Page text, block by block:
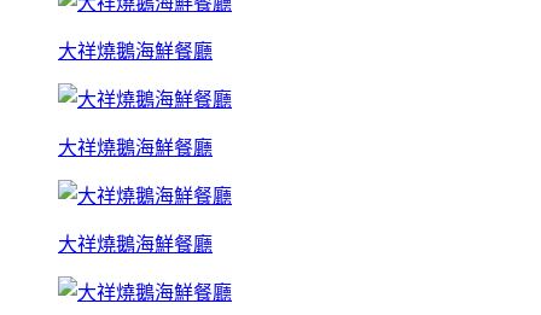
大祥燒鵝海鮮餐廳
大祥燒鵝海鮮餐廳
大祥燒鵝海鮮餐廳